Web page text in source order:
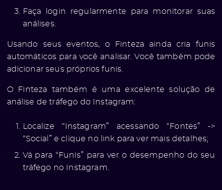
Faça login regularmente para monitorar suas
análises.
Usando seus eventos, o Finteza ainda cria funis
automáticos para você analisar. Você também pode
adicionar seus próprios funis.
O Finteza também é uma excelente solução de
análise de tráfego do Instagram:
Localize “Instagram” acessando “Fontes” ->
“Social” e clique no link para ver mais detalhes;
Vá para “Funis” para ver o desempenho do seu
tráfego no Instagram.